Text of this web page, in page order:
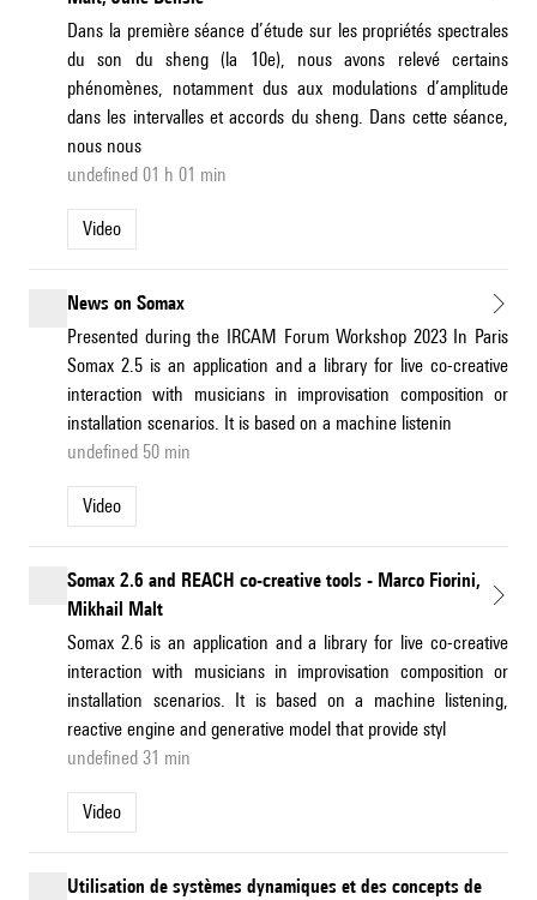
Dans la première séance d’étude sur les propriétés spectrales
du son du sheng (la 10e), nous avons relevé certains
phénomènes, notamment dus aux modulations d’amplitude
dans les intervalles et accords du sheng. Dans cette séance,
nous nous
undefined 01 h 01 min
Video
News on Somax
Presented during the IRCAM Forum Workshop 2023 In Paris
Somax 2.5 is an application and a library for live co-creative
interaction with musicians in improvisation composition or
installation scenarios. It is based on a machine listenin
undefined 50 min
Video
Somax 2.6 and REACH co-creative tools - Marco Fiorini,
Mikhail Malt
Somax 2.6 is an application and a library for live co-creative
interaction with musicians in improvisation composition or
installation scenarios. It is based on a machine listening,
reactive engine and generative model that provide styl
undefined 31 min
Video
Utilisation de systèmes dynamiques et des concepts de